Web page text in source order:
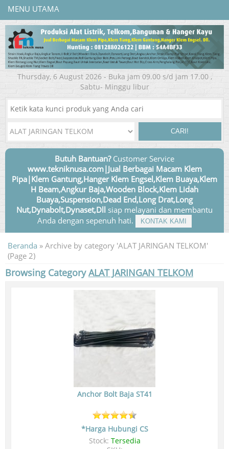
MENU UTAMA
Thursday, 6 August 2026 - Buka jam 09.00 s/d jam 17.00 ,
Sabtu- Minggu libur
CARI!
Butuh Bantuan?Customer Service
www.tekniknusa.com|Jual Berbagai Macam Klem
Pipa|Klem Gantung,Hanger Klem Engsel,Klem Buaya,Klem
H Beam,Angkur Baja,Wooden Block,Klem Lidah
Buaya,Suspension,Dead End,Long Drat,Long
Nut,Dynabolt,Dynaset,Dll siap melayani dan membantu
Anda dengan sepenuh hati.
KONTAK KAMI
Beranda » Archive by category 'ALAT JARINGAN TELKOM'
(Page 2)
Browsing CategoryALAT JARINGAN TELKOM
Anchor Bolt Baja ST41
*Harga Hubungi CS
Stock: Tersedia